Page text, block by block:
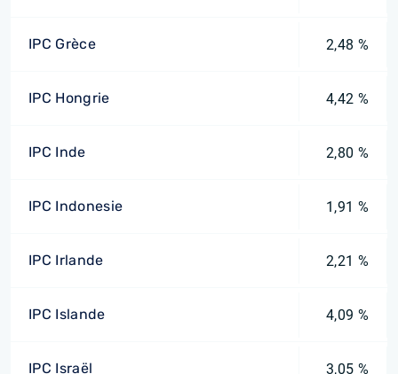
IPC Grèce 2,48 %
IPC Hongrie 4,42 %
IPC Inde 2,80 %
IPC Indonesie 1,91 %
IPC Irlande 2,21 %
IPC Islande 4,09 %
IPC Israël 3,05 %